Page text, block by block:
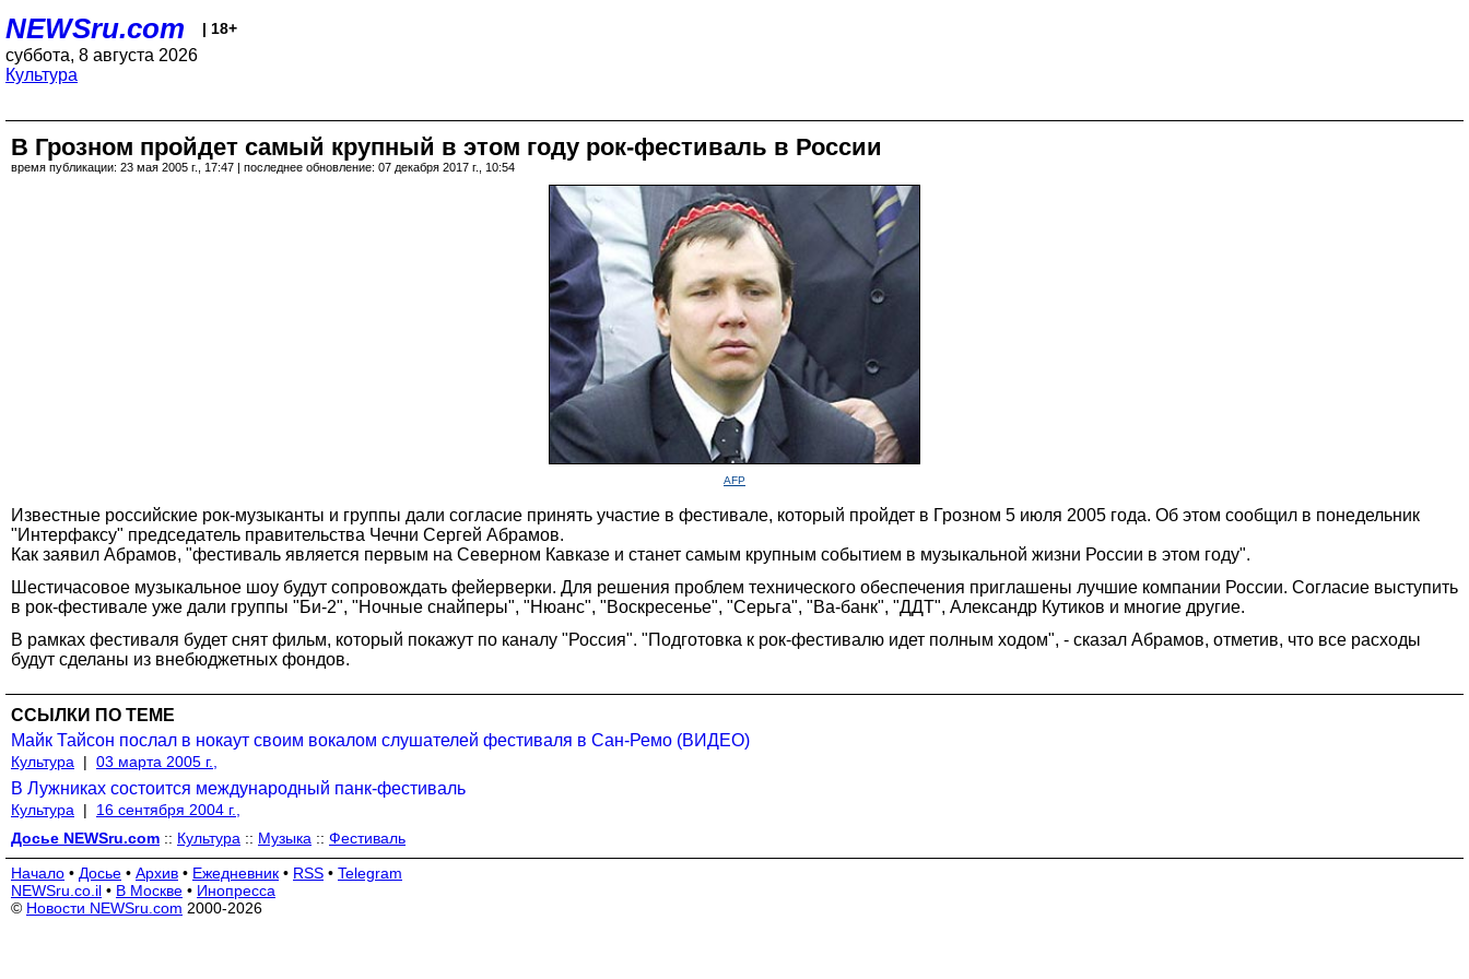
NEWSru.com | 18+
суббота, 8 августа 2026
Культура
В Грозном пройдет самый крупный в этом году рок-фестиваль в России
время публикации: 23 мая 2005 г., 17:47 | последнее обновление: 07 декабря 2017 г., 10:54
AFP
Известные российские рок-музыканты и группы дали согласие принять участие в фестивале, который пройдет в Грозном 5 июля 2005 года. Об этом сообщил в понедельник
"Интерфаксу" председатель правительства Чечни Сергей Абрамов.
Как заявил Абрамов, "фестиваль является первым на Северном Кавказе и станет самым крупным событием в музыкальной жизни России в этом году".
Шестичасовое музыкальное шоу будут сопровождать фейерверки. Для решения проблем технического обеспечения приглашены лучшие компании России. Согласие выступить
в рок-фестивале уже дали группы "Би-2", "Ночные снайперы", "Нюанс", "Воскресенье", "Серьга", "Ва-банк", "ДДТ", Александр Кутиков и многие другие.
В рамках фестиваля будет снят фильм, который покажут по каналу "Россия". "Подготовка к рок-фестивалю идет полным ходом", - сказал Абрамов, отметив, что все расходы
будут сделаны из внебюджетных фондов.
ССЫЛКИ ПО ТЕМЕ
Майк Тайсон послал в нокаут своим вокалом слушателей фестиваля в Сан-Ремо (ВИДЕО)
Культура | 03 марта 2005 г.,
В Лужниках состоится международный панк-фестиваль
Культура |
16 сентября 2004 г.,
Досье NEWSru.com :: Культура :: Музыка :: Фестиваль
Начало • Досье • Архив • Ежедневник • RSS • Telegram
NEWSru.co.il • В Москве • Инопресса
© Новости NEWSru.com 2000-2026